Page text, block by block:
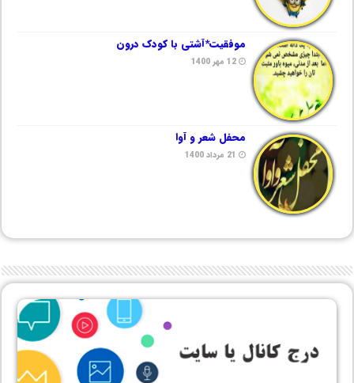
موفقیت*آشتی با کودک درون
12 مهر 1400
محفل شعر و آوا
21 مرداد 1400